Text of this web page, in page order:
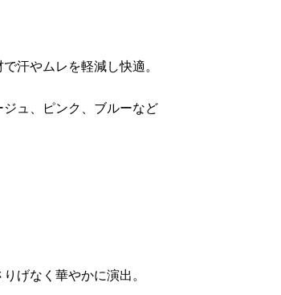
汗やムレを軽減し快適。
ジュ、ピンク、ブルーなど
げなく華やかに演出。